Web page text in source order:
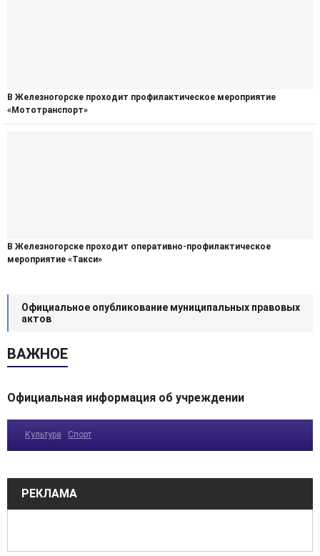
В Железногорске проходит профилактическое мероприятие
«Мототранспорт»
В Железногорске проходит оперативно-профилактическое
мероприятие «Такси»
Официальное опубликование муниципальных правовых
актов
ВАЖНОЕ
Официальная информация об учреждении
Культура Спорт
РЕКЛАМА